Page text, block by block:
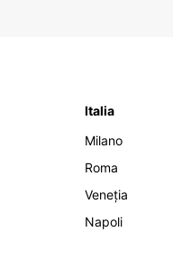
Italia
Milano
Roma
Veneția
Napoli